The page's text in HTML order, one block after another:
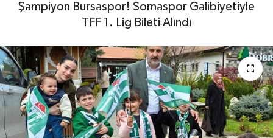
Şampiyon Bursaspor! Somaspor Galibiyetiyle
TFF 1. Lig Bileti Alındı
Bilim
Genel
Bilim, Teknoloji